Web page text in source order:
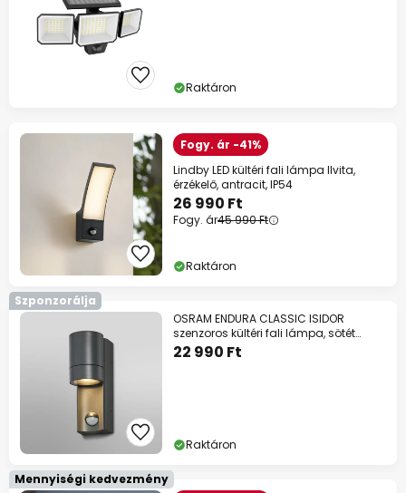
Raktáron
Fogy. ár -41%
Lindby LED kültéri fali lámpa Ilvita,
érzékelő, antracit, IP54
26 990 Ft
Fogy. ár45 990 Ft
Raktáron
Szponzorálja
OSRAM ENDURA CLASSIC ISIDOR
szenzoros kültéri fali lámpa, sötét
szürke
22 990 Ft
Raktáron
Mennyiségi kedvezmény